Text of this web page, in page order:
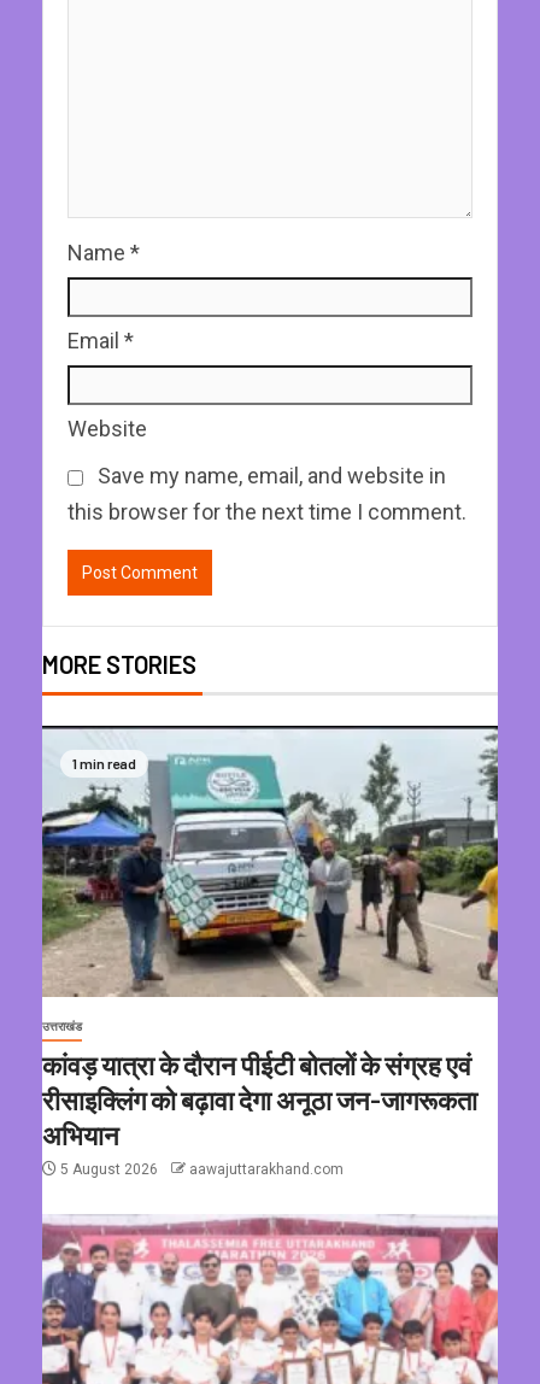
Name *
Email *
Website
Save my name, email, and website in
this browser for the next time I comment.
MORE STORIES
1 min read
उत्तराखंड
कांवड़ यात्रा के दौरान पीईटी बोतलों के संग्रह एवं
रीसाइक्लिंग को बढ़ावा देगा अनूठा जन-जागरूकता
अभियान
5 August 2026 aawajuttarakhand.com